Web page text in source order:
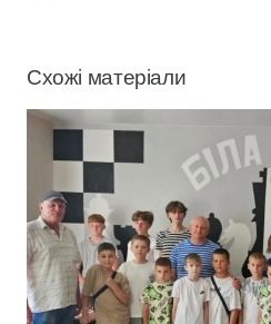
Схожі матеріали